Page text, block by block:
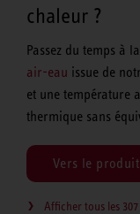
chaleur ?
Passez du temps à
air-eau issue de
et une température
thermique sans
Vers le produit
Afficher tous les